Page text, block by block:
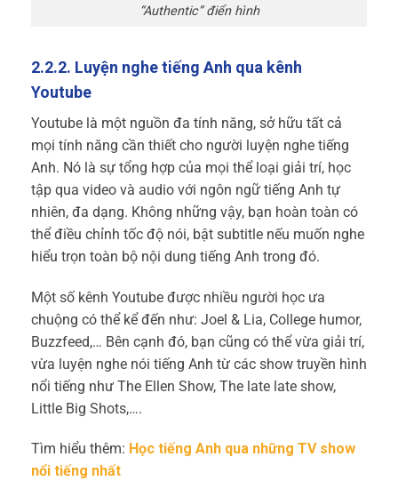
“Authentic” điển hình
2.2.2. Luyện nghe tiếng Anh qua kênh
Youtube
Youtube là một nguồn đa tính năng, sở hữu tất cả
mọi tính năng cần thiết cho người luyện nghe tiếng
Anh. Nó là sự tổng hợp của mọi thể loại giải trí, học
tập qua video và audio với ngôn ngữ tiếng Anh tự
nhiên, đa dạng. Không những vậy, bạn hoàn toàn có
thể điều chỉnh tốc độ nói, bật subtitle nếu muốn nghe
hiểu trọn toàn bộ nội dung tiếng Anh trong đó.
Một số kênh Youtube được nhiều người học ưa
chuộng có thể kể đến như: Joel & Lia, College humor,
Buzzfeed,… Bên cạnh đó, bạn cũng có thể vừa giải trí,
vừa luyện nghe nói tiếng Anh từ các show truyền hình
nổi tiếng như The Ellen Show, The late late show,
Little Big Shots,….
Tìm hiểu thêm: Học tiếng Anh qua những TV show
nổi tiếng nhất